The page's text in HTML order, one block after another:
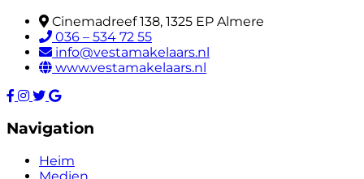
Cinemadreef 138, 1325 EP Almere
036 – 534 72 55
info@vestamakelaars.nl
www.vestamakelaars.nl
Navigation
Heim
Medien